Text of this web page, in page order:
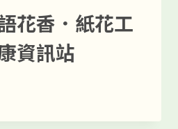
花香．紙花工
資訊站